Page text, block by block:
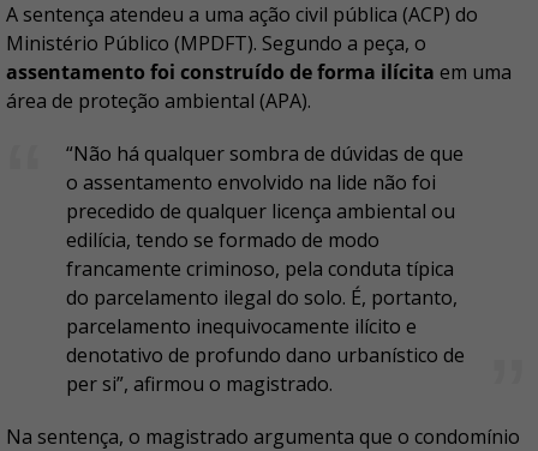
A sentença atendeu a uma ação civil pública (ACP) do
Ministério Público (MPDFT). Segundo a peça, o
assentamento foi construído de forma ilícita em uma
área de proteção ambiental (APA).
“Não há qualquer sombra de dúvidas de que
o assentamento envolvido na lide não foi
precedido de qualquer licença ambiental ou
edilícia, tendo se formado de modo
francamente criminoso, pela conduta típica
do parcelamento ilegal do solo. É, portanto,
parcelamento inequivocamente ilícito e
denotativo de profundo dano urbanístico de
per si”, afirmou o magistrado.
Na sentença, o magistrado argumenta que o condomínio